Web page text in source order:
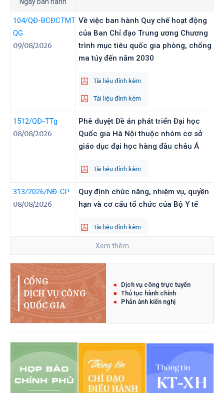
104/QĐ-BCĐCTMT
QG
09/08/2026
Về việc ban hành Quy chế hoạt động
của Ban Chỉ đạo Trung ương Chương
trình mục tiêu quốc gia phòng, chống
ma túy đến năm 2030
Tài liệu đính kèm
Tài liệu đính kèm
1512/QĐ-TTg
08/08/2026
Phê duyệt Đề án phát triển Đại học
Quốc gia Hà Nội thuộc nhóm cơ sở
giáo dục đại học hàng đầu châu Á
Tài liệu đính kèm
313/2026/NĐ-CP
08/08/2026
Quy định chức năng, nhiệm vụ, quyền
hạn và cơ cấu tổ chức của Bộ Y tế
Tài liệu đính kèm
07/08/2026
Ban hành Danh mục trang thiết bị
bảo đảm cho huấn luyện, diễn tập,
ứng phó, khắc phục hậu quả trong
tình trạng khẩn cấp
Tài liệu đính kèm
/NQ-CP
07/08/2026
Về Chương trình hành động của
Chính phủ thực hiện Nghị quyết số
20-NQ/TW ngày 28 tháng 7 năm 2026
của Hội nghị lần thứ ba, Ban Chấp
Xem thêm
CỔNG
DỊCH VỤ CÔNG
QUỐC GIA
Dịch vụ công trực tuyến
Thủ tục hành chính
Phản ánh kiến nghị